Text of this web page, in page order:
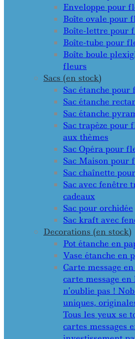
Enveloppe pour
Boîte ovale pour
Boîte-lettre pour
Boîte-tube pour
Boîte boule
fleurs
Sacs (en stock)
Sac étanche pour
Sac étanche
Sac étanche
Sac trapèze pour
aux thèmes
Sac Opéra pour
Sac Maison pour
Sac chaînette
Sac avec fenêtre
cadeaux
Sac pour orchidée
Sac kraft avec
Decorations (en stock)
Pot étanche en
Vase étanche en
Carte message
carte message en
n’oublie pas !
uniques,
Tous les yeux se
cartes messages